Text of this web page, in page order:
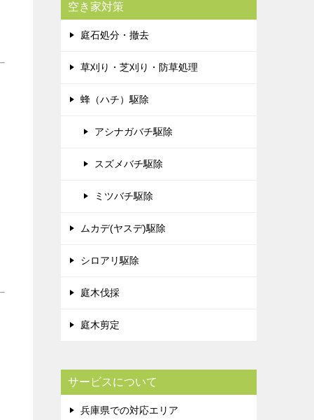
空き家対策
庭石処分・撤去
草刈り・芝刈り・防草処理
蜂（ハチ）駆除
アシナガバチ駆除
スズメバチ駆除
ミツバチ駆除
ムカデ(ヤスデ)駆除
シロアリ駆除
庭木伐採
庭木剪定
サービスについて
兵庫県での対応エリア